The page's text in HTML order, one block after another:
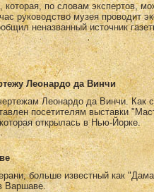
по словам экспертов,
руководство музея проводит
неназванный источник
Леонардо да Винчи
Леонардо да Винчи. Как
посетителям выставки
открылась в Нью-Йорке.
больше известный как
Варшаве.